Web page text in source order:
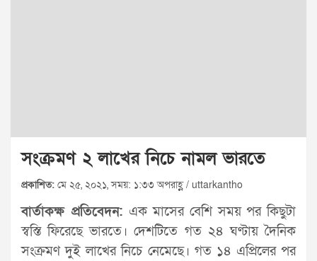
সংক্রমণ ২ লাখের নিচে নামল ভারতে
প্রকাশিত: মে ২৫, ২০২১, সময়: ১:৩৩ অপরাহ্ণ / uttarkantho
বার্তাকক্ষ প্রতিবেদন: এক মাসের বেশি সময় পর কিছুটা
স্বস্তি ফিরেছে ভারতে। দেশটিতে গত ২৪ ঘণ্টায় দৈনিক
সংক্রমণ দুই লাখের নিচে নেমেছে। গত ১৪ এপ্রিলের পর